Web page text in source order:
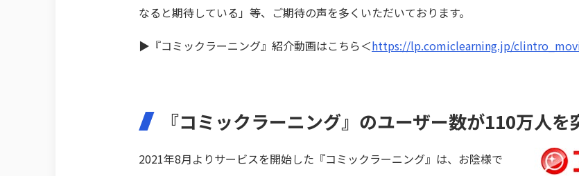
なると期待している」等、ご期待の声を多くいただいております。
▶『コミックラーニング』紹介動画はこちら＜https://lp.comiclearning.jp/
『コミックラーニング』のユーザー数が110万人を
2021年8月よりサービスを開始した『コミックラーニング』は、お陰様で